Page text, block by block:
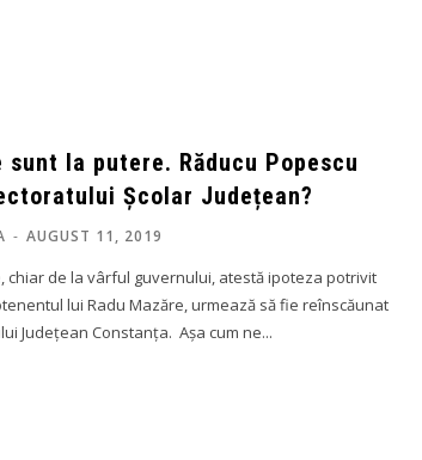
sunt la putere. Răducu Popescu
Școlar Județean?
- AUGUST 11, 2019
chiar de la vârful guvernului, atestă ipoteza potrivit
lui Radu Mazăre, urmează să fie reînscăunat
Inspector Șef al Inspectoratului Județean Constanța. Așa cum ne...